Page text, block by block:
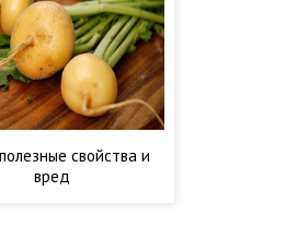
свойства и
вред